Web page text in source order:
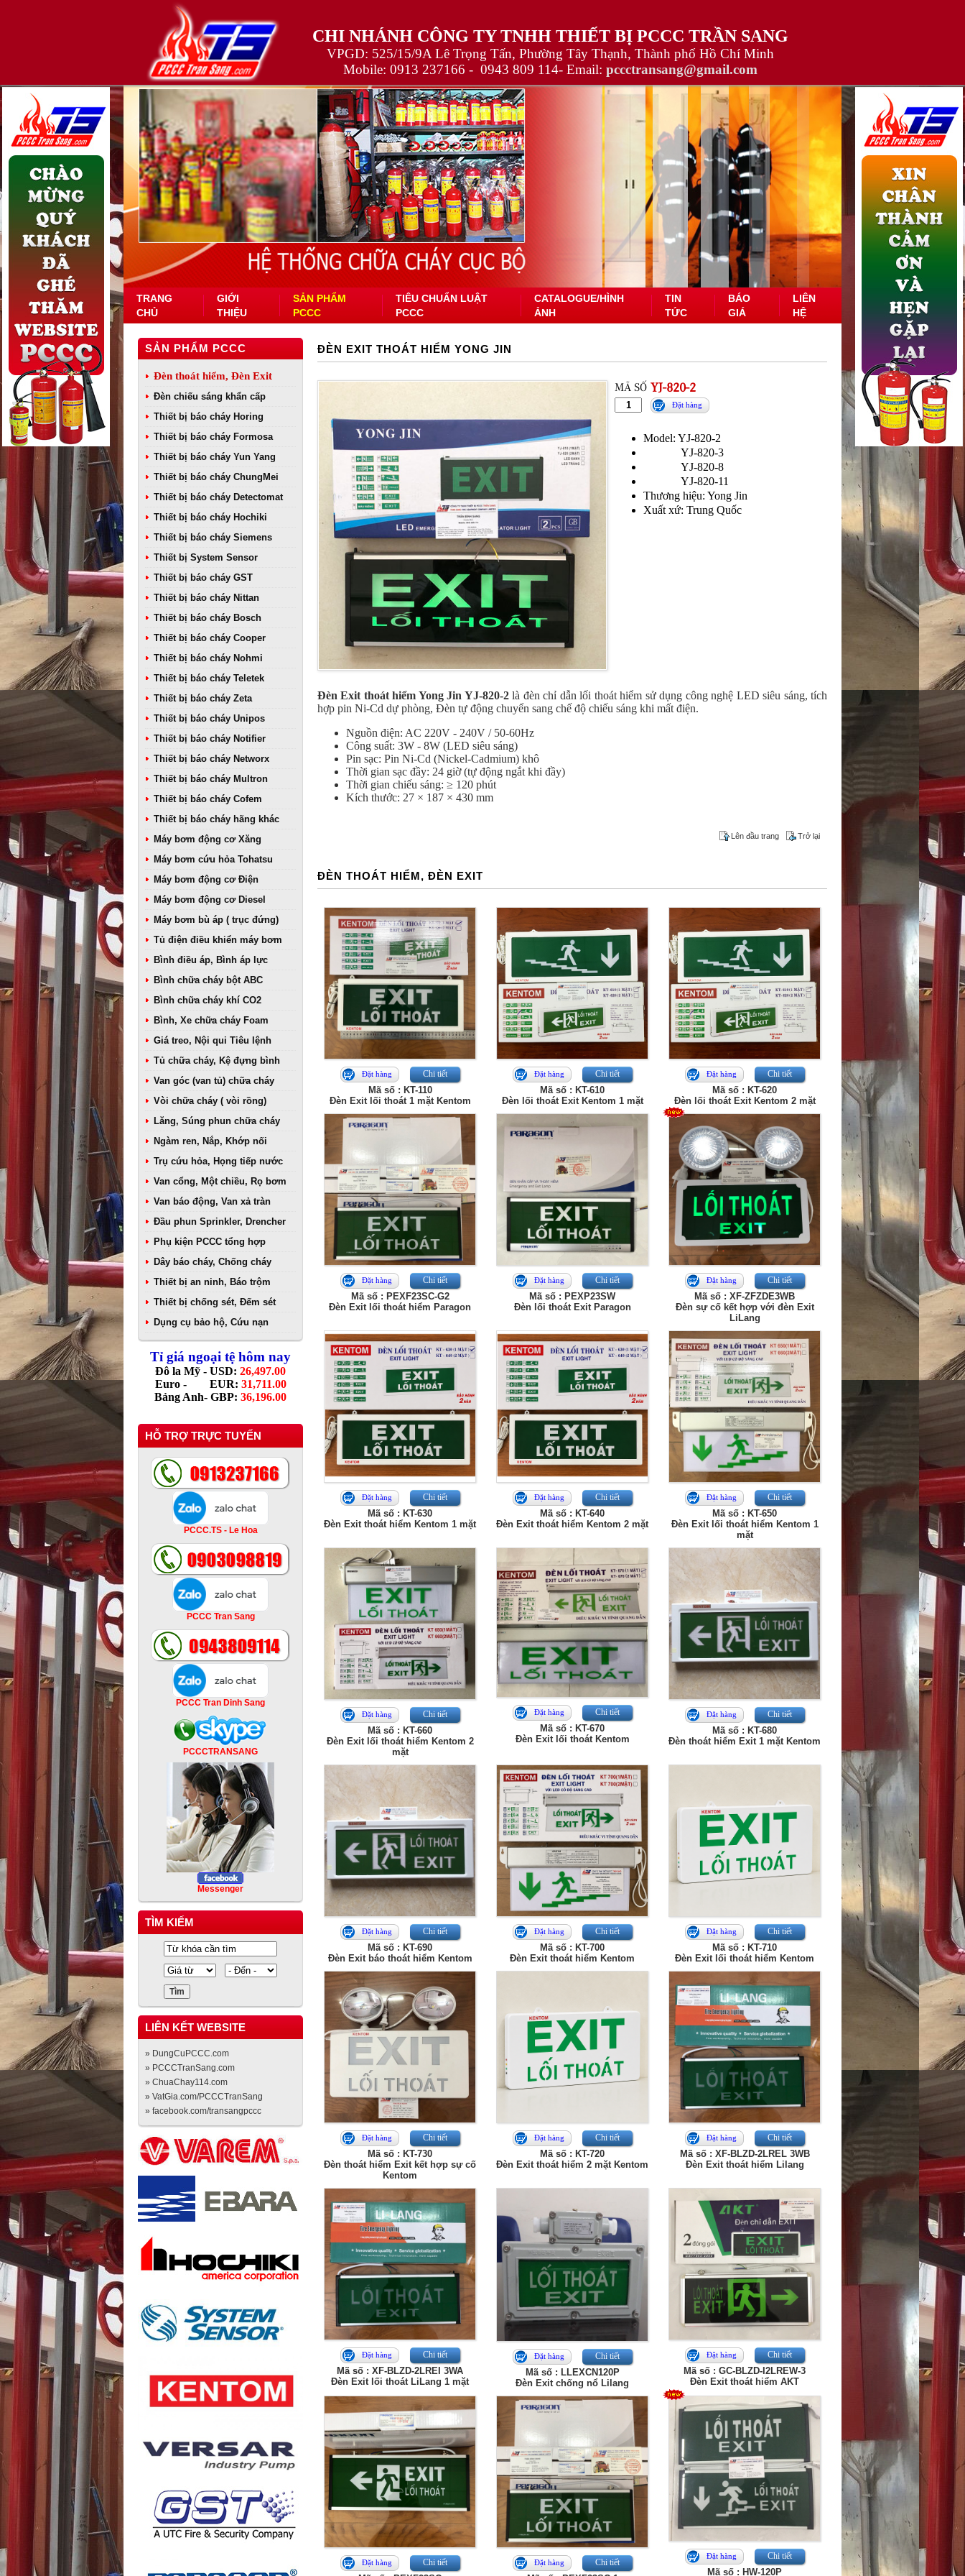
CHI NHÁNH CÔNG TY TNHH THIẾT BỊ PCCC TRẦN SANG
VPGD: 525/15/9A Lê Trọng Tấn, Phường Tây Thạnh, Thành phố Hồ Chí Minh
Mobile: 0913 237166 - 0943 809 114- Email: pccctransang@gmail.com
TRANG
CHỦ
GIỚI
THIỆU
SẢN PHẨM
PCCC
TIÊU CHUẨN LUẬT
PCCC
CATALOGUE/HÌNH
ẢNH
TIN
TỨC
BÁO
GIÁ
LIÊN
HỆ
SẢN PHẨM PCCC
Đèn thoát hiểm, Đèn Exit
Đèn chiếu sáng khẩn cấp
Thiết bị báo cháy Horing
Thiết bị báo cháy Formosa
Thiết bị báo cháy Yun Yang
Thiết bị báo cháy ChungMei
Thiết bị báo cháy Detectomat
Thiết bị báo cháy Hochiki
Thiết bị báo cháy Siemens
Thiết bị System Sensor
Thiết bị báo cháy GST
Thiết bị báo cháy Nittan
Thiết bị báo cháy Bosch
Thiết bị báo cháy Cooper
Thiết bị báo cháy Nohmi
Thiết bị báo cháy Teletek
Thiết bị báo cháy Zeta
Thiết bị báo cháy Unipos
Thiết bị báo cháy Notifier
Thiết bị báo cháy Networx
Thiết bị báo cháy Multron
Thiết bị báo cháy Cofem
Thiết bị báo cháy hãng khác
Máy bơm động cơ Xăng
Máy bơm cứu hỏa Tohatsu
Máy bơm động cơ Điện
Máy bơm động cơ Diesel
Máy bơm bù áp ( trục đứng)
Tủ điện điều khiển máy bơm
Bình điều áp, Bình áp lực
Bình chữa cháy bột ABC
Bình chữa cháy khí CO2
Bình, Xe chữa cháy Foam
Giá treo, Nội qui Tiêu lệnh
Tủ chữa cháy, Kệ đựng bình
Van góc (van tủ) chữa cháy
Vòi chữa cháy ( vòi rồng)
Lăng, Súng phun chữa cháy
Ngàm ren, Nắp, Khớp nối
Trụ cứu hỏa, Họng tiếp nước
Van cổng, Một chiều, Rọ bơm
Van báo động, Van xả tràn
Đầu phun Sprinkler, Drencher
Phụ kiện PCCC tổng hợp
Dây báo cháy, Chống cháy
Thiết bị an ninh, Báo trộm
Thiết bị chống sét, Đếm sét
Dụng cụ bảo hộ, Cứu nạn
Tỉ giá ngoại tệ hôm nay
Đô la Mỹ - USD: 26,497.00
Euro - EUR: 31,711.00
Bảng Anh- GBP: 36,196.00
HỖ TRỢ TRỰC TUYẾN
PCCC.TS - Le Hoa
PCCC Tran Sang
PCCC Tran Dinh Sang
PCCCTRANSANG
Messenger
TÌM KIẾM
LIÊN KẾT WEBSITE
» DungCuPCCC.com
» PCCCTranSang.com
» ChuaChay114.com
» VatGia.com/PCCCTranSang
» facebook.com/transangpccc
ĐÈN EXIT THOÁT HIỂM YONG JIN
MÃ SỐ YJ-820-2
Đặt hàng
Model: YJ-820-2
YJ-820-3
YJ-820-8
YJ-820-11
Thương hiệu: Yong Jin
Xuất xứ: Trung Quốc
Đèn Exit thoát hiểm Yong Jin YJ-820-2là đèn chỉ dẫn lối thoát hiểm sử dụng công nghệ LED siêu sáng, tích
hợp pin Ni-Cd dự phòng, Đèn tự động chuyển sang chế độ chiếu sáng khi mất điện.
Nguồn điện: AC 220V - 240V / 50-60Hz
Công suất: 3W - 8W (LED siêu sáng)
Pin sạc: Pin Ni-Cd (Nickel-Cadmium) khô
Thời gian sạc đầy: 24 giờ (tự động ngắt khi đầy)
Thời gian chiếu sáng: ≥ 120 phút
Kích thước: 27 × 187 × 430 mm
Lên đầu trang Trở lại
ĐÈN THOÁT HIỂM, ĐÈN EXIT
Đặt hàng Chi tiết
Mã số : KT-110
Đèn Exit lối thoát 1 mặt Kentom
Đặt hàng Chi tiết
Mã số : KT-610
Đèn lối thoát Exit Kentom 1 mặt
Đặt hàng Chi tiết
Mã số : KT-620
Đèn lối thoát Exit Kentom 2 mặt
Đặt hàng Chi tiết
Mã số : PEXF23SC-G2
Đèn Exit lối thoát hiểm Paragon
Đặt hàng Chi tiết
Mã số : PEXP23SW
Đèn lối thoát Exit Paragon
Đặt hàng Chi tiết
Mã số : XF-ZFZDE3WB
Đèn sự cố kết hợp với đèn Exit
LiLang
Đặt hàng Chi tiết
Mã số : KT-630
Đèn Exit thoát hiểm Kentom 1 mặt
Đặt hàng Chi tiết
Mã số : KT-640
Đèn Exit thoát hiểm Kentom 2 mặt
Đặt hàng Chi tiết
Mã số : KT-650
Đèn Exit lối thoát hiểm Kentom 1
mặt
Đặt hàng Chi tiết
Mã số : KT-660
Đèn Exit lối thoát hiểm Kentom 2
mặt
Đặt hàng Chi tiết
Mã số : KT-670
Đèn Exit lối thoát Kentom
Đặt hàng Chi tiết
Mã số : KT-680
Đèn thoát hiểm Exit 1 mặt Kentom
Đặt hàng Chi tiết
Mã số : KT-690
Đèn Exit báo thoát hiểm Kentom
Đặt hàng Chi tiết
Mã số : KT-700
Đèn Exit thoát hiểm Kentom
Đặt hàng Chi tiết
Mã số : KT-710
Đèn Exit lối thoát hiểm Kentom
Đặt hàng Chi tiết
Mã số : KT-730
Đèn thoát hiểm Exit kết hợp sự cố
Kentom
Đặt hàng Chi tiết
Mã số : KT-720
Đèn Exit thoát hiểm 2 mặt Kentom
Đặt hàng Chi tiết
Mã số : XF-BLZD-2LREL 3WB
Đèn Exit thoát hiểm Lilang
Đặt hàng Chi tiết
Mã số : XF-BLZD-2LREI 3WA
Đèn Exit lối thoát LiLang 1 mặt
Đặt hàng Chi tiết
Mã số : LLEXCN120P
Đèn Exit chống nổ Lilang
Đặt hàng Chi tiết
Mã số : GC-BLZD-I2LREW-3
Đèn Exit thoát hiểm AKT
Đặt hàng Chi tiết Đặt hàng Chi tiết
Đặt hàng Chi tiết
Mã số : HW-120P